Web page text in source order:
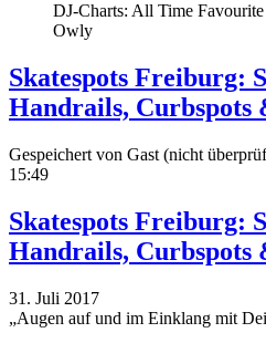
DJ-Charts: All Time
Owly
Skatespots Freiburg:
Handrails, Curbspots
Gespeichert von Gast (nicht
15:49
Skatespots Freiburg:
Handrails, Curbspots
31. Juli 2017
„Augen auf und im Einklang mit